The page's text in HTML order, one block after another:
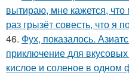
вытираю, мне кажется, что
раз грызёт совесть, что я
46. Фух, показалось.
приключение для
кислое и соленое в одном